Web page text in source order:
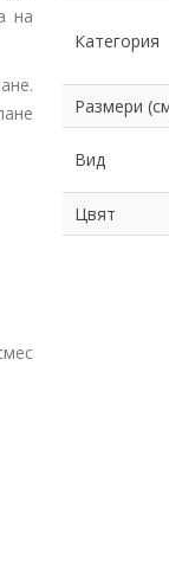
на
Категория
Размери
Вид
Цвят